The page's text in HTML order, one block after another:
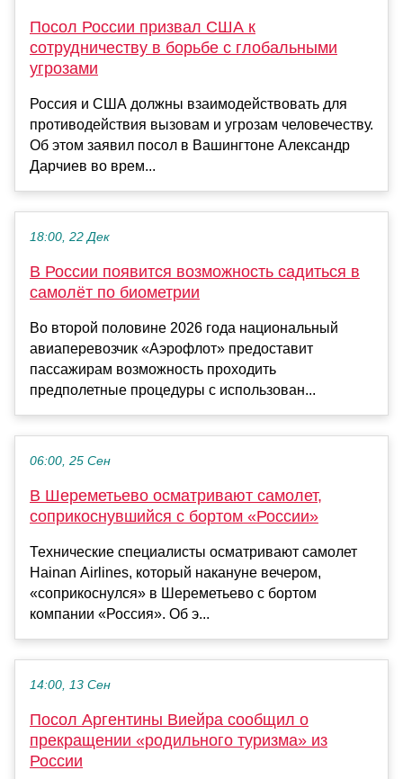
Посол России призвал США к
сотрудничеству в борьбе с глобальными
угрозами
Россия и США должны взаимодействовать для
противодействия вызовам и угрозам человечеству.
Об этом заявил посол в Вашингтоне Александр
Дарчиев во врем...
18:00, 22 Дек
В России появится возможность садиться в
самолёт по биометрии
Во второй половине 2026 года национальный
авиаперевозчик «Аэрофлот» предоставит
пассажирам возможность проходить
предполетные процедуры с использован...
06:00, 25 Сен
В Шереметьево осматривают самолет,
соприкоснувшийся с бортом «России»
Технические специалисты осматривают самолет
Hainan Airlines, который накануне вечером,
«соприкоснулся» в Шереметьево с бортом
компании «Россия». Об э...
14:00, 13 Сен
Посол Аргентины Виейра сообщил о
прекращении «родильного туризма» из
России